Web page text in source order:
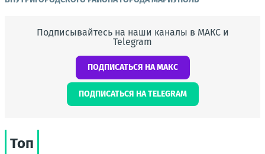
Подписывайтесь на наши каналы в МАКС и
Telegram
ПОДПИСАТЬСЯ НА МАКС
ПОДПИСАТЬСЯ НА TELEGRAM
Топ